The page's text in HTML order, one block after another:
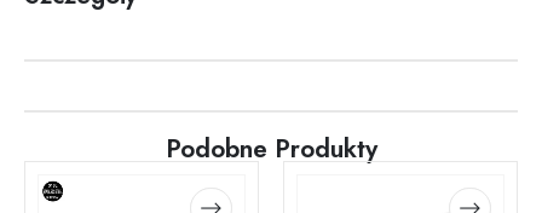
Podobne Produkty